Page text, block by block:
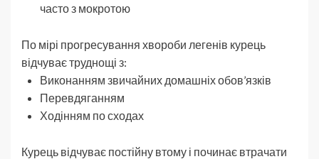
часто з мокротою
По мірі прогресування хвороби легенів курець
відчуває труднощі з:
Виконанням звичайних домашніх обов’язків
Перевдяганням
Ходінням по сходах
Курець відчуває постійну втому і починає втрачати